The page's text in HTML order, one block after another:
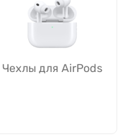
Чехлы для AirPods